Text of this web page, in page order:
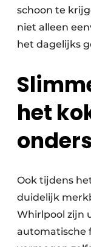
schoon te
niet alleen
het dagelijks
het
Ook tijdens
duidelijk
Whirlpool zijn
automatische